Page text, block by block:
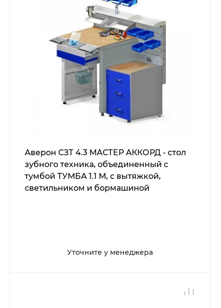
Аверон СЗТ 4.3 МАСТЕР АККОРД - стол
зубного техника, объединенный с
тумбой ТУМБА 1.1 М, с вытяжкой,
светильником и бормашиной
Уточните у менеджера